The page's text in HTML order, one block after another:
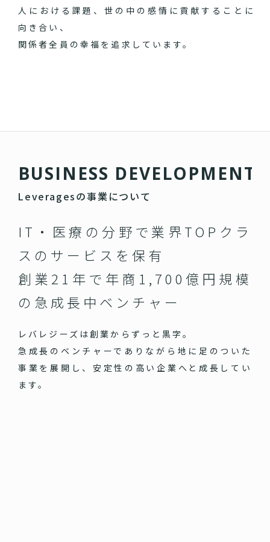
人における課題、世の中の感情に貢献することに
向き合い、
関係者全員の幸福を追求しています。
BUSIN ESS DEVELOPM ENT
Leveragesの事業について
IT・医療の分野で業界TOPクラ
スのサービスを保有
創業21年で年商1,700億円規模
の急成長中ベンチャー
レバレジーズは創業からずっと黒字。
急成長のベンチャーでありながら地に足のついた
事業を展開し、安定性の高い企業へと成長してい
ます。